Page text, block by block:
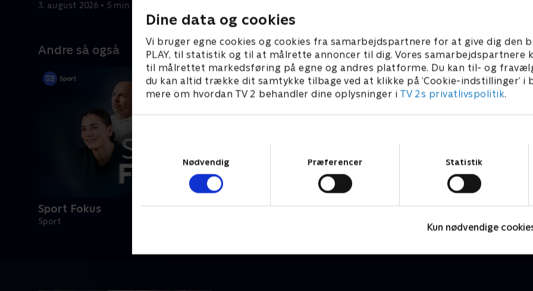
Dine data og cookies
Vi bruger egne cookies og cookies fra samarbejdspartnere for at give dig den
PLAY, til statistik og til at målrette annoncer til dig. Vores samarbejdspartnere
til målrettet markedsføring på egne og andres platforme. Du kan til- og
du kan altid trække dit samtykke tilbage ved at klikke på ’Cookie-indstillinger’ i
mere om hvordan TV 2 behandler dine oplysninger i TV 2s privatlivspolitik.
Nødvendig
Præferencer Statistik
Kun nødvendige
3. august 2026 • 5 min
Andre så også
Sport Fokus
Sport